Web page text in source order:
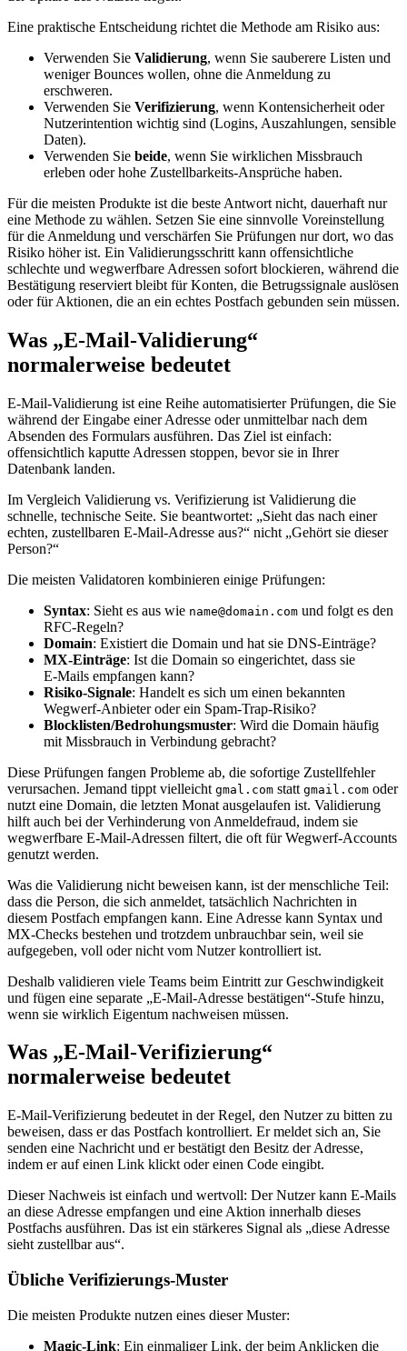
Eine praktische Entscheidung richtet die Methode am Risiko aus:
Verwenden Sie Validierung, wenn Sie sauberere Listen und
weniger Bounces wollen, ohne die Anmeldung zu
erschweren.
Verwenden Sie Verifizierung, wenn Kontensicherheit oder
Nutzerintention wichtig sind (Logins, Auszahlungen, sensible
Daten).
Verwenden Sie beide, wenn Sie wirklichen Missbrauch
erleben oder hohe Zustellbarkeits‑Ansprüche haben.
Für die meisten Produkte ist die beste Antwort nicht, dauerhaft nur
eine Methode zu wählen. Setzen Sie eine sinnvolle Voreinstellung
für die Anmeldung und verschärfen Sie Prüfungen nur dort, wo das
Risiko höher ist. Ein Validierungsschritt kann offensichtliche
schlechte und wegwerfbare Adressen sofort blockieren, während die
Bestätigung reserviert bleibt für Konten, die Betrugssignale auslösen
oder für Aktionen, die an ein echtes Postfach gebunden sein müssen.
Was „E‑Mail‑Validierung“
normalerweise bedeutet
E‑Mail‑Validierung ist eine Reihe automatisierter Prüfungen, die Sie
während der Eingabe einer Adresse oder unmittelbar nach dem
Absenden des Formulars ausführen. Das Ziel ist einfach:
offensichtlich kaputte Adressen stoppen, bevor sie in Ihrer
Datenbank landen.
Im Vergleich Validierung vs. Verifizierung ist Validierung die
schnelle, technische Seite. Sie beantwortet: „Sieht das nach einer
echten, zustellbaren E‑Mail‑Adresse aus?“ nicht „Gehört sie dieser
Person?“
Die meisten Validatoren kombinieren einige Prüfungen:
Syntax: Sieht es aus wie name@domain.com und folgt es den
RFC‑Regeln?
Domain: Existiert die Domain und hat sie DNS‑Einträge?
MX‑Einträge: Ist die Domain so eingerichtet, dass sie
E‑Mails empfangen kann?
Risiko‑Signale: Handelt es sich um einen bekannten
Wegwerf‑Anbieter oder ein Spam‑Trap‑Risiko?
Blocklisten/Bedrohungsmuster: Wird die Domain häufig
mit Missbrauch in Verbindung gebracht?
Diese Prüfungen fangen Probleme ab, die sofortige Zustellfehler
verursachen. Jemand tippt vielleicht gmal.com statt gmail.com oder
nutzt eine Domain, die letzten Monat ausgelaufen ist. Validierung
hilft auch bei der Verhinderung von Anmeldefraud, indem sie
wegwerfbare E‑Mail‑Adressen filtert, die oft für Wegwerf‑Accounts
genutzt werden.
Was die Validierung nicht beweisen kann, ist der menschliche Teil:
dass die Person, die sich anmeldet, tatsächlich Nachrichten in
diesem Postfach empfangen kann. Eine Adresse kann Syntax und
MX‑Checks bestehen und trotzdem unbrauchbar sein, weil sie
aufgegeben, voll oder nicht vom Nutzer kontrolliert ist.
Deshalb validieren viele Teams beim Eintritt zur Geschwindigkeit
und fügen eine separate „E‑Mail‑Adresse bestätigen“‑Stufe hinzu,
wenn sie wirklich Eigentum nachweisen müssen.
Was „E‑Mail‑Verifizierung“
normalerweise bedeutet
E‑Mail‑Verifizierung bedeutet in der Regel, den Nutzer zu bitten zu
beweisen, dass er das Postfach kontrolliert. Er meldet sich an, Sie
senden eine Nachricht und er bestätigt den Besitz der Adresse,
indem er auf einen Link klickt oder einen Code eingibt.
Dieser Nachweis ist einfach und wertvoll: Der Nutzer kann E‑Mails
an diese Adresse empfangen und eine Aktion innerhalb dieses
Postfachs ausführen. Das ist ein stärkeres Signal als „diese Adresse
sieht zustellbar aus“.
Übliche Verifizierungs‑Muster
Die meisten Produkte nutzen eines dieser Muster:
Magic‑Link: Ein einmaliger Link, der beim Anklicken die